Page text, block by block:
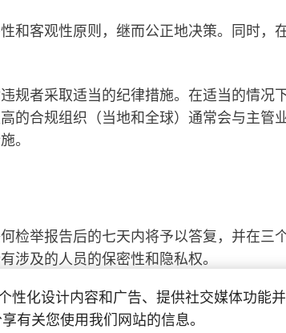
和客观性原则，继而公正地决策。同时，
规者采取适当的纪律措施。在适当的情况
的合规组织（当地和全球）通常会与主管
。
检举报告后的七天内将予以答复，并在三
涉及的人员的保密性和隐私权。
发言的人，哪怕其所说的被证明为无
性化设计内容和广告、提供社交媒体功能
有关您使用我们网站的信息。